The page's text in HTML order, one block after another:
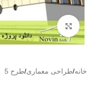
بزرگنمایی تصویر
خانه/طراحی معماری/طرح 5